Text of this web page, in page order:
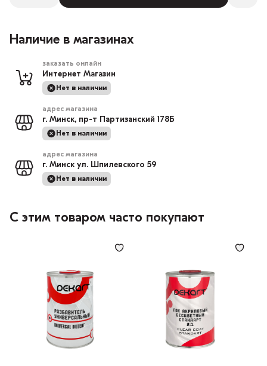
Наличие в магазинах
заказать онлайн
Интернет Магазин
Нет в наличии
адрес магазина
г. Минск, пр-т Партизанский 178Б
Нет в наличии
адрес магазина
г. Минск ул. Шпилевского 59
Нет в наличии
С этим товаром часто покупают